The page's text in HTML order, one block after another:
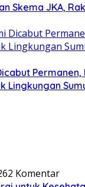
Skema JKA,
Permanen,
Lingkungan
2 Komentar